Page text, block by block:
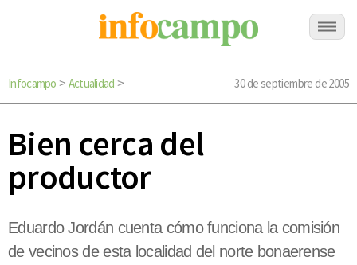
Infocampo > Actualidad > 30 de septiembre de 2005
Bien cerca del
productor
Eduardo Jordán cuenta cómo funciona la comisión
de vecinos de esta localidad del norte bonaerense